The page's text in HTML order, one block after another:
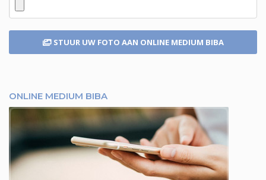
STUUR UW FOTO AAN ONLINE MEDIUM BIBA
ONLINE MEDIUM BIBA